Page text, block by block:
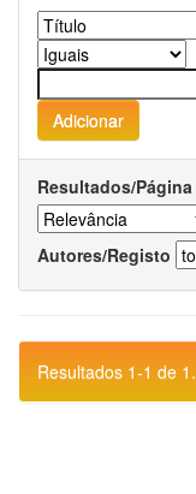
Resultados/Página
Autores/Registo
Resultados 1-1 de 1.